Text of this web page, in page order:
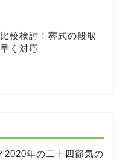
較検討！葬式の段取
く対応
2020年の二十四節気の